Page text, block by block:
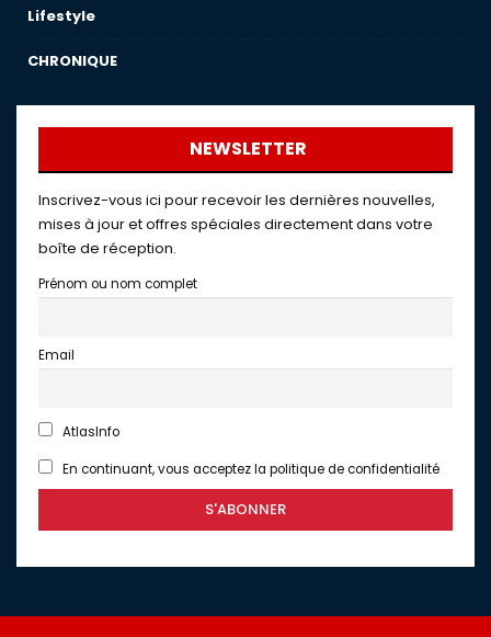
Lifestyle
CHRONIQUE
NEWSLETTER
Inscrivez-vous ici pour recevoir les dernières nouvelles,
mises à jour et offres spéciales directement dans votre
boîte de réception.
Prénom ou nom complet
Email
AtlasInfo
En continuant, vous acceptez la politique de confidentialité